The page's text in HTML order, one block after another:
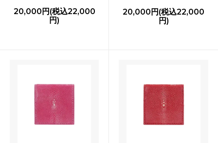
20,000円(税込22,000
円)
20,000円(税込22,000
円)